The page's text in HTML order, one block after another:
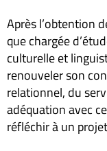
Après l’obtention
que chargée
culturelle et
renouveler son
relationnel, du
adéquation avec
réfléchir à un